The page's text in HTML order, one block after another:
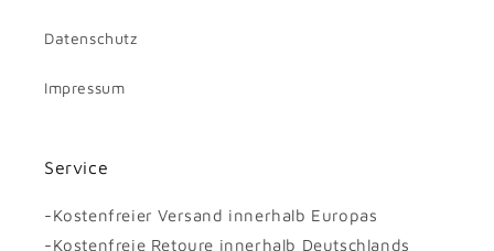
Datenschutz
Impressum
Service
-Kostenfreier Versand innerhalb Europas
-Kostenfreie Retoure innerhalb Deutschlands